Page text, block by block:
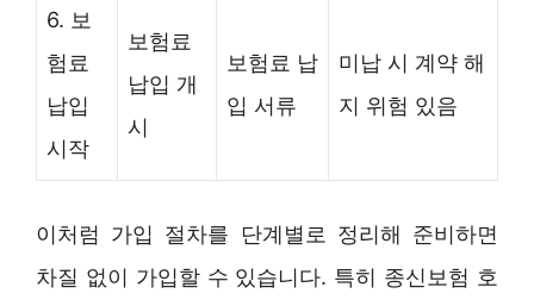
6. 보
험료
납입
시작
보험료
납입 개
시
보험료 납
입 서류
미납 시 계약 해
지 위험 있음
이처럼 가입 절차를 단계별로 정리해 준비하면
차질 없이 가입할 수 있습니다. 특히 종신보험 호